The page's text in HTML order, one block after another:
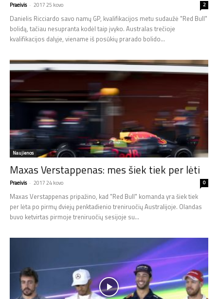
Praeivis - 2017 25 kovo 2
Danielis Ricciardo savo namų GP, kvalifikacijos metu sudaužė "Red Bull"
bolidą, tačiau nesupranta kodėl taip įvyko. Australas trečioje
kvalifikacijos dalyje, viename iš posūkių prarado bolido...
Naujienos
Maxas Verstappenas: mes šiek tiek per lėti
Praeivis - 2017 24 kovo 0
Maxas Verstappenas pripažino, kad "Red Bull" komanda yra šiek tiek
per lėta po pirmų dviejų penktadienio treniruočių Australijoje. Olandas
buvo ketvirtas pirmoje treniruočių sesijoje su...